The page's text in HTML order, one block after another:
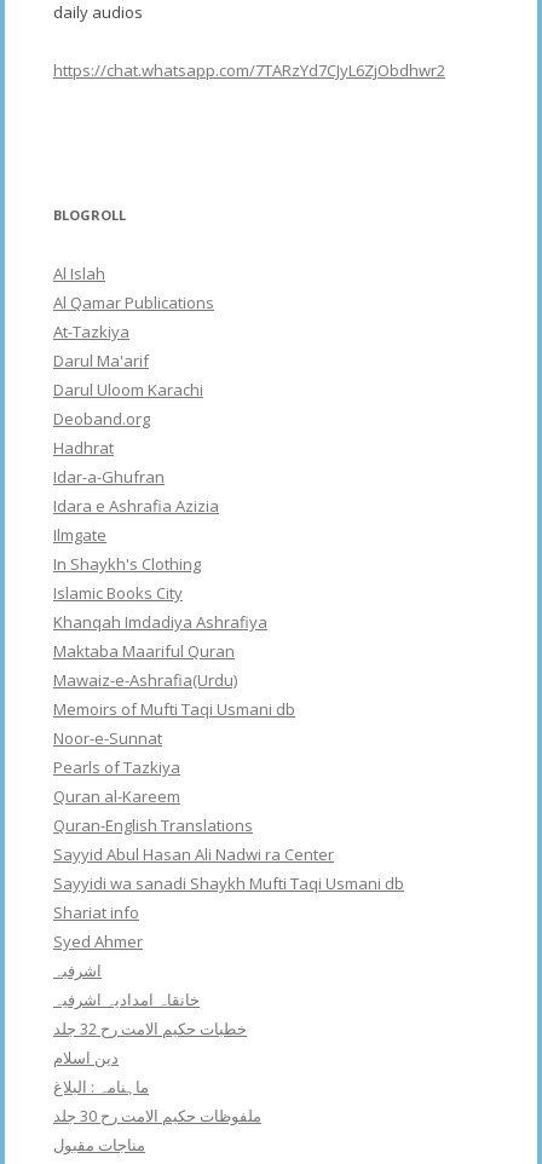
daily audios
https://chat.whatsapp.com/7TARzYd7CJyL6ZjObdhwr2
BLOGROLL
Al Islah
Al Qamar Publications
At-Tazkiya
Darul Ma'arif
Darul Uloom Karachi
Deoband.org
Hadhrat
Idar-a-Ghufran
Idara e Ashrafia Azizia
Ilmgate
In Shaykh's Clothing
Islamic Books City
Khanqah Imdadiya Ashrafiya
Maktaba Maariful Quran
Mawaiz-e-Ashrafia(Urdu)
Memoirs of Mufti Taqi Usmani db
Noor-e-Sunnat
Pearls of Tazkiya
Quran al-Kareem
Quran-English Translations
Sayyid Abul Hasan Ali Nadwi ra Center
Sayyidi wa sanadi Shaykh Mufti Taqi Usmani db
Shariat info
Syed Ahmer
اشرفبہ
خانقاہ امدادیہ اشرفیہ
خطبات حکیم الامت رح 32 جلد
دین اسلام
ماہنامہ : البلاغ
ملفوظات حکیم الامت رح 30 جلد
مناجات مقبول